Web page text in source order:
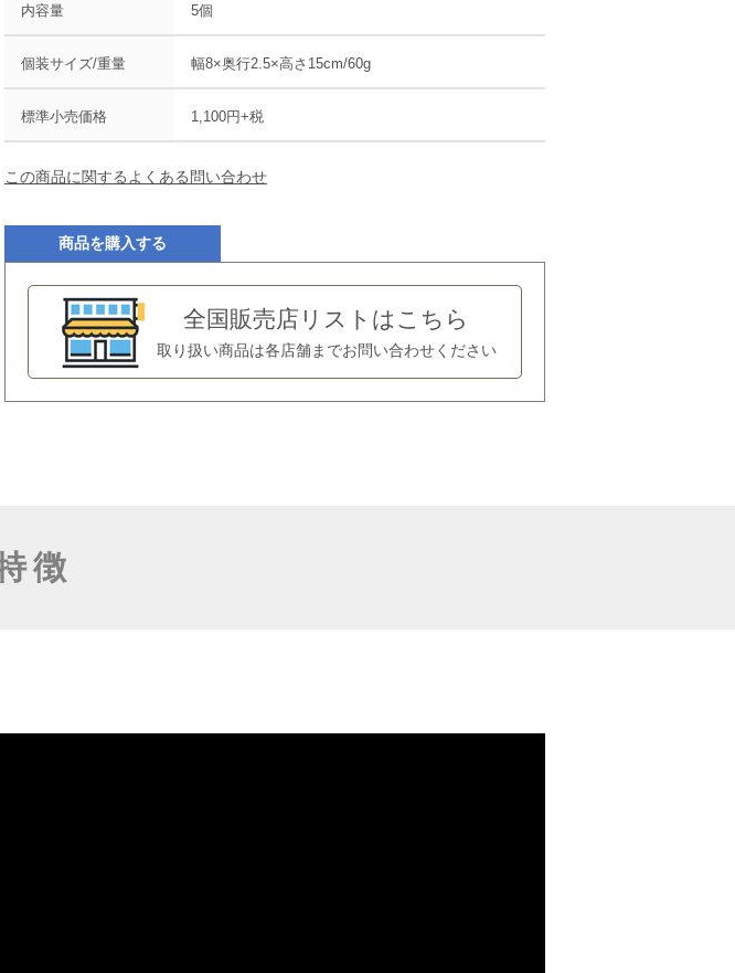
内容量 5個
個装サイズ/重量 幅8×奥行2.5×高さ15cm/60g
標準小売価格 1,100円+税
この商品に関するよくある問い合わせ
商品を購入する
全国販売店リストはこちら
取り扱い商品は各店舗までお問い合わせください
徴